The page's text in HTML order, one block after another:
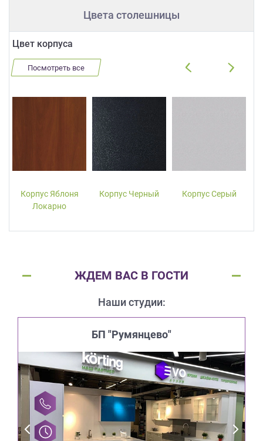
Цвета столешницы
Цвет корпуса
Посмотреть все
Корпус Яблоня
Локарно
Корпус Черный Корпус Серый
ЖДЕМ ВАС В ГОСТИ
Наши студии:
БП "Румянцево"